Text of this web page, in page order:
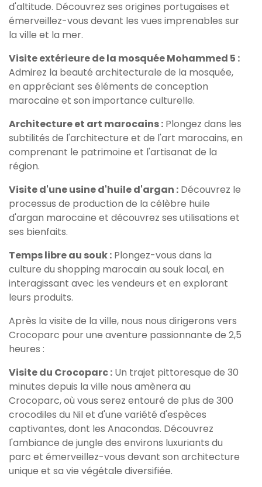
d'altitude. Découvrez ses origines portugaises et
émerveillez-vous devant les vues imprenables sur
la ville et la mer.
Visite extérieure de la mosquée Mohammed 5 :
Admirez la beauté architecturale de la mosquée,
en appréciant ses éléments de conception
marocaine et son importance culturelle.
Architecture et art marocains : Plongez dans les
subtilités de l'architecture et de l'art marocains, en
comprenant le patrimoine et l'artisanat de la
région.
Visite d'une usine d'huile d'argan : Découvrez le
processus de production de la célèbre huile
d'argan marocaine et découvrez ses utilisations et
ses bienfaits.
Temps libre au souk : Plongez-vous dans la
culture du shopping marocain au souk local, en
interagissant avec les vendeurs et en explorant
leurs produits.
Après la visite de la ville, nous nous dirigerons vers
Crocoparc pour une aventure passionnante de 2,5
heures :
Visite du Crocoparc : Un trajet pittoresque de 30
minutes depuis la ville nous amènera au
Crocoparc, où vous serez entouré de plus de 300
crocodiles du Nil et d'une variété d'espèces
captivantes, dont les Anacondas. Découvrez
l'ambiance de jungle des environs luxuriants du
parc et émerveillez-vous devant son architecture
unique et sa vie végétale diversifiée.